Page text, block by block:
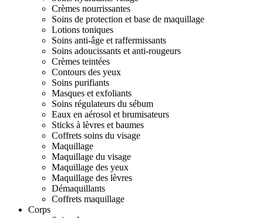
Crèmes nourrissantes
Soins de protection et base de maquillage
Lotions toniques
Soins anti-âge et raffermissants
Soins adoucissants et anti-rougeurs
Crèmes teintées
Contours des yeux
Soins purifiants
Masques et exfoliants
Soins régulateurs du sébum
Eaux en aérosol et brumisateurs
Sticks à lèvres et baumes
Coffrets soins du visage
Maquillage
Maquillage du visage
Maquillage des yeux
Maquillage des lèvres
Démaquillants
Coffrets maquillage
Corps